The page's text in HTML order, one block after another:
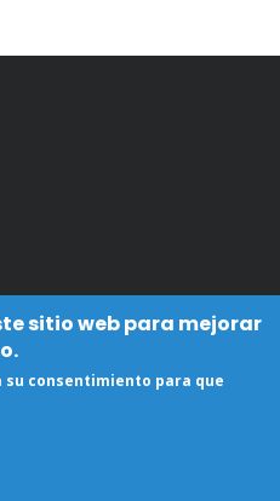
sitio web para mejorar
consentimiento para que